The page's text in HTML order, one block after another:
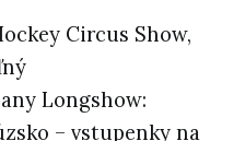
Circus Show,
Longshow:
– vstupenky na